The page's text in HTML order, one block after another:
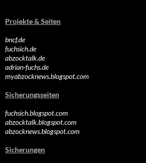
Projekte & Seiten
bncf.de
fuchsich.de
abzocktalk.de
adrian-fuchs.de
myabzocknews.blogspot.com
Sicherungsseiten
fuchsich.blogspot.com
abzocktalk.blogspot.com
abzocknews.blogspot.com
Sicherungen